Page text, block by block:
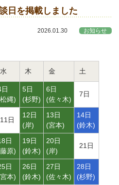
日を掲載しました
2026.01.30 お知らせ
水 木 金 土
松縄)
5日
(杉野)
6日
(佐々木)
7日
11日
12日
(岸)
13日
(宮本)
14日
(鈴木)
日
藤原)
19日
(鈴木)
20日
(岸)
21日
日
宮本)
26日
(鈴木)
27日
(佐々木)
28日
(杉野)